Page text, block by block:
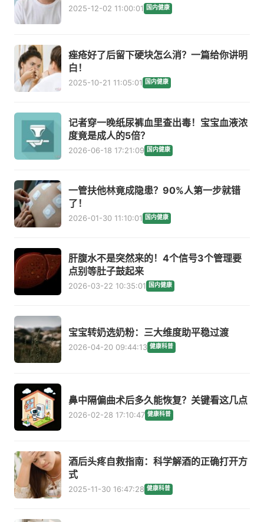
2025-12-02 11:00:01 国内健康
痤疮好了后留下硬块怎么消？一篇给你讲明
白！
2025-10-21 11:05:01 国内健康
记者穿一晚纸尿裤血里查出毒！宝宝血液浓
度竟是成人的5倍？
2026-06-18 17:21:09 国内健康
一管扶他林竟成隐患？90%人第一步就错
了！
2026-01-30 11:10:01 国内健康
肝腹水不是突然来的！4个信号3个管理要
点别等肚子鼓起来
2026-03-22 10:35:01 国内健康
宝宝转奶选奶粉：三大维度助平稳过渡
2026-04-20 09:44:13 健康科普
鼻中隔偏曲术后多久能恢复？关键看这几点
2026-02-28 17:10:47 健康科普
酒后头疼自救指南：科学解酒的正确打开方
式
2025-11-30 16:47:28 健康科普